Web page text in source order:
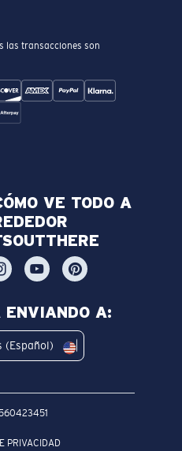
las transacciones son
VE TODO A
ENVIANDO A:
(Español)
560423451
PRIVACIDAD